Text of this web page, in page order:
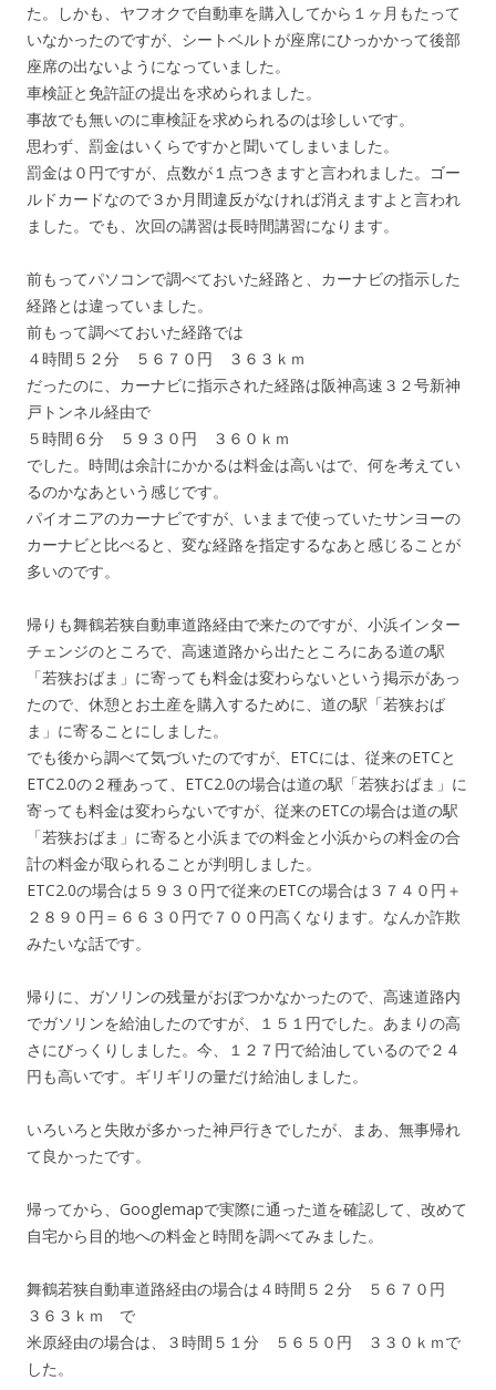
た。しかも、ヤフオクで自動車を購入してから１ヶ月もたって
いなかったのですが、シートベルトが座席にひっかかって後部
座席の出ないようになっていました。
車検証と免許証の提出を求められました。
事故でも無いのに車検証を求められるのは珍しいです。
思わず、罰金はいくらですかと聞いてしまいました。
罰金は０円ですが、点数が１点つきますと言われました。ゴー
ルドカードなので３か月間違反がなければ消えますよと言われ
ました。でも、次回の講習は長時間講習になります。
前もってパソコンで調べておいた経路と、カーナビの指示した
経路とは違っていました。
前もって調べておいた経路では
４時間５２分 ５６７０円 ３６３ｋｍ
だったのに、カーナビに指示された経路は阪神高速３２号新神
戸トンネル経由で
５時間６分 ５９３０円 ３６０ｋｍ
でした。時間は余計にかかるは料金は高いはで、何を考えてい
るのかなあという感じです。
パイオニアのカーナビですが、いままで使っていたサンヨーの
カーナビと比べると、変な経路を指定するなあと感じることが
多いのです。
帰りも舞鶴若狭自動車道路経由で来たのですが、小浜インター
チェンジのところで、高速道路から出たところにある道の駅
「若狭おばま」に寄っても料金は変わらないという掲示があっ
たので、休憩とお土産を購入するために、道の駅「若狭おば
ま」に寄ることにしました。
でも後から調べて気づいたのですが、ETCには、従来のETCと
ETC2.0の２種あって、ETC2.0の場合は道の駅「若狭おばま」に
寄っても料金は変わらないですが、従来のETCの場合は道の駅
「若狭おばま」に寄ると小浜までの料金と小浜からの料金の合
計の料金が取られることが判明しました。
ETC2.0の場合は５９３０円で従来のETCの場合は３７４０円＋
２８９０円＝６６３０円で７００円高くなります。なんか詐欺
みたいな話です。
帰りに、ガソリンの残量がおぼつかなかったので、高速道路内
でガソリンを給油したのですが、１５１円でした。あまりの高
さにびっくりしました。今、１２７円で給油しているので２４
円も高いです。ギリギリの量だけ給油しました。
いろいろと失敗が多かった神戸行きでしたが、まあ、無事帰れ
て良かったです。
帰ってから、Googlemapで実際に通った道を確認して、改めて
自宅から目的地への料金と時間を調べてみました。
舞鶴若狭自動車道路経由の場合は４時間５２分 ５６７０円
３６３ｋｍ で
米原経由の場合は、３時間５１分 ５６５０円 ３３０ｋｍで
した。